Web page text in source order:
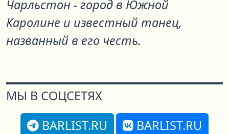
Чарльстон - город в Южной
Каролине и известный танец,
названный в его честь.
МЫ В СОЦСЕТЯХ
BARLIST.RU
BARLIST.RU